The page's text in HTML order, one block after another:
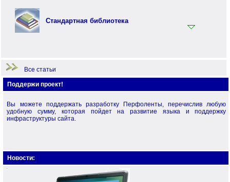
Примеры по стандартной библиотеке
Примеры по языку Перфо
Стандартная библиотека
Все статьи
Поддержи проект!
Вы можете поддержать разработку Перфоленты, перечислив любую
удобную сумму, которая пойдет на развитие языка и поддержку
инфраструктуры сайта.
Новости: